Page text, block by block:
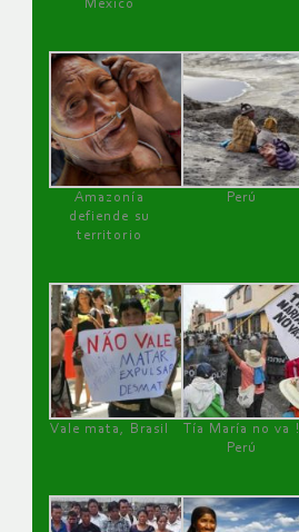
México
Amazonía
defiende su
territorio
Perú
Vale mata, Brasil
Tía María no va !
Perú